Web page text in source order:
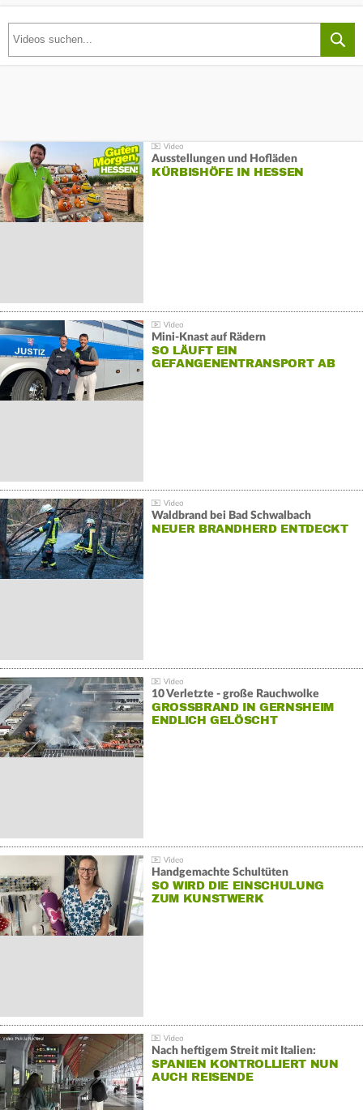
Ausstellungen und Hofläden
KÜRBISHÖFE IN HESSEN
Mini-Knast auf Rädern
SO LÄUFT EIN
GEFANGENENTRANSPORT AB
Waldbrand bei Bad Schwalbach
NEUER BRANDHERD ENTDECKT
10 Verletzte - große Rauchwolke
GROSSBRAND IN GERNSHEIM E
NDLICH GELÖSCHT
Handgemachte Schultüten
SO WIRD DIE EINSCHULUNG
ZUM KUNSTWERK
Nach heftigem Streit mit Italien:
SPANIEN KONTROLLIERT NUN
AUCH REISENDE